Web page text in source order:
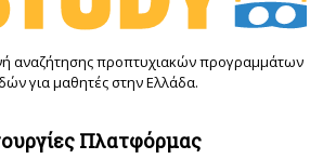
αναζήτησης προπτυχιακών προγραμμάτων
για μαθητές στην Ελλάδα.
Πλατφόρμας